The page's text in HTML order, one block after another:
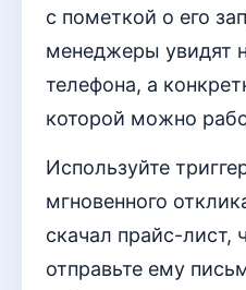
с пометкой о его
менеджеры увидят
телефона, а
которой можно
Используйте
мгновенного
скачал прайс-лист,
отправьте ему